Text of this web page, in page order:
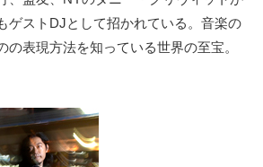
ゲストDJとして招かれている。音楽の
の表現方法を知っている世界の至宝。